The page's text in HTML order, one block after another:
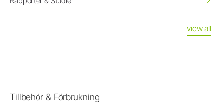
view all
Tillbehör & Förbrukning